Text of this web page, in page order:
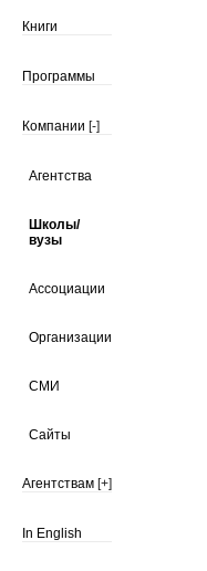
Книги
Программы
Компании [-]
Агентства
Школы/
вузы
Ассоциации
Организации
СМИ
Сайты
Агентствам [+]
In English